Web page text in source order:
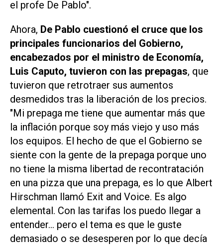
el profe De Pablo".
Ahora, De Pablo cuestionó el cruce que los
principales funcionarios del Gobierno,
encabezados por el ministro de Economía,
Luis Caputo, tuvieron con las prepagas, que
tuvieron que retrotraer sus aumentos
desmedidos tras la liberación de los precios.
"Mi prepaga me tiene que aumentar más que
la inflación porque soy más viejo y uso más
los equipos. El hecho de que el Gobierno se
siente con la gente de la prepaga porque uno
no tiene la misma libertad de recontratación
en una pizza que una prepaga, es lo que Albert
Hirschman llamó Exit and Voice. Es algo
elemental. Con las tarifas los puedo llegar a
entender... pero el tema es que le guste
demasiado o se desesperen por lo que decía